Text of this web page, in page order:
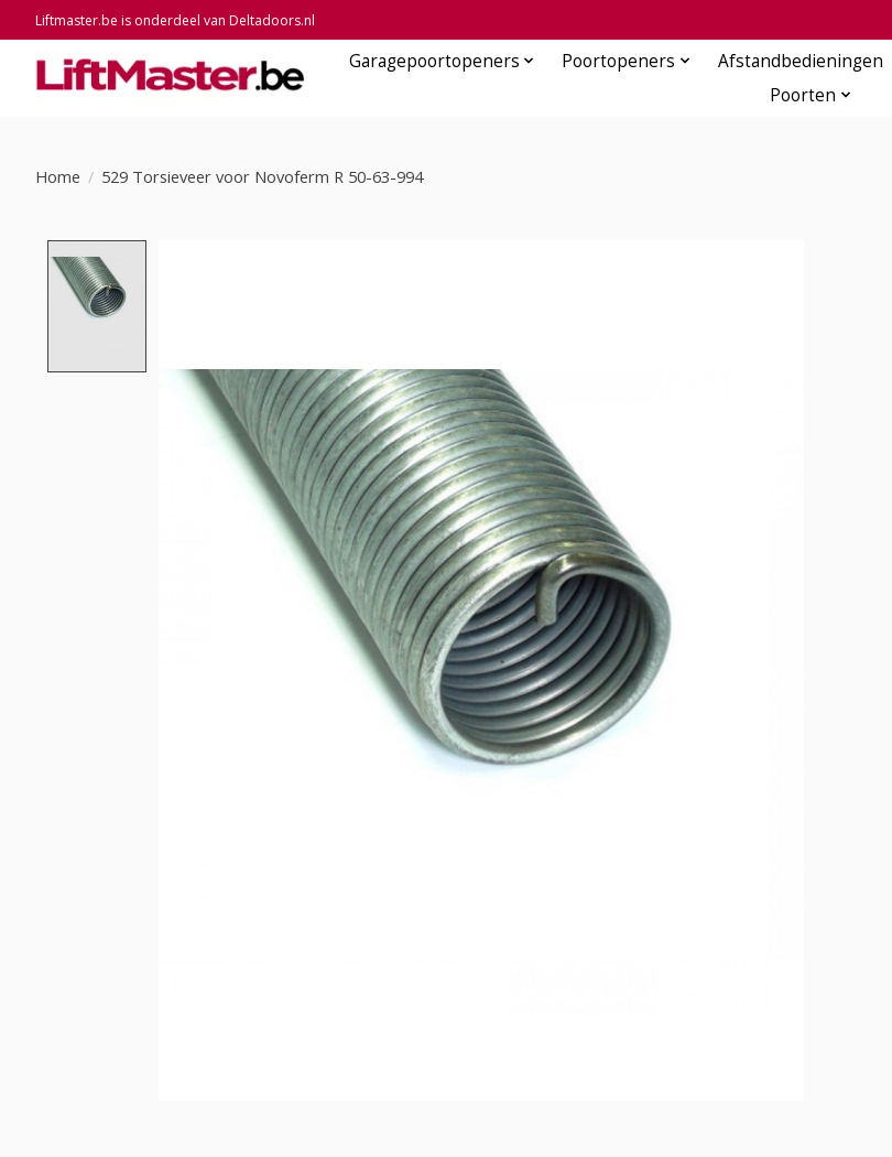
Liftmaster.be is onderdeel van Deltadoors.nl
Garagepoortopeners Poortopeners Afstandbedieningen
Poorten
Home / 529 Torsieveer voor Novoferm R 50-63-994